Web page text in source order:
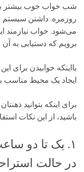
شب خواب خوب بیشتر
روزمره. داشتن
می‌شود. خواب نیازمند
برویم که دستیابی به
بااینکه خوابیدن برای
ایجاد یک محیط مناسب
برای اینکه بتوانید
باشید، از این نکات
۱. یک تا دو
در حالت